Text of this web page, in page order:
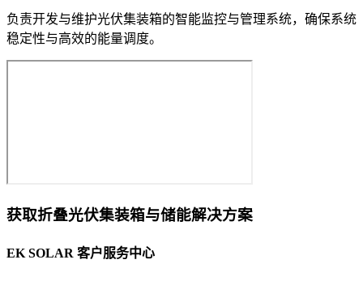
负责开发与维护光伏集装箱的智能监控与管理系统，确保系统
稳定性与高效的能量调度。
获取折叠光伏集装箱与储能解决方案
EK SOLAR 客户服务中心